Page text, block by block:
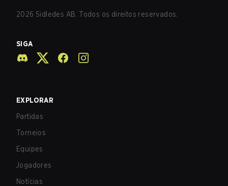
2026 Sidledes AB. Todos os direitos reservados.
SIGA
EXPLORAR
Partidas
Torneios
Equipes
Jogadores
Notícias